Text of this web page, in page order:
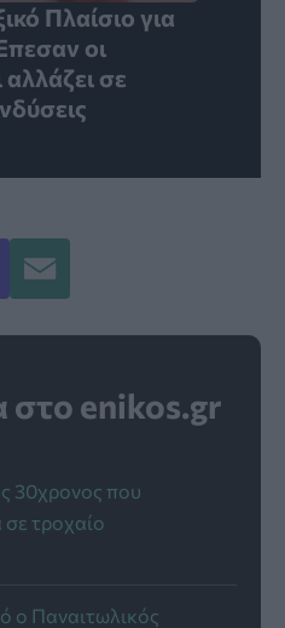
Πλαίσιο για
οι
σε
στο enikos.gr
30χρονος που
τροχαίο
ο Παναιτωλικός